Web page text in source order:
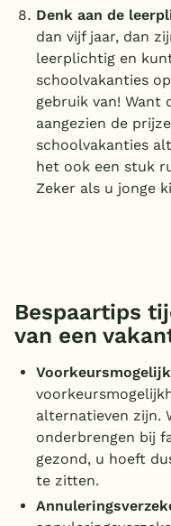
Denk aan de
dan vijf jaar, dan
leerplichtig en
schoolvakanties
gebruik van! Want
aangezien de
schoolvakanties
het ook een stuk
Zeker als u jonge
Bespaartips
van een
alternatieven zijn.
onderbrengen bij
gezond, u hoeft
te zitten.